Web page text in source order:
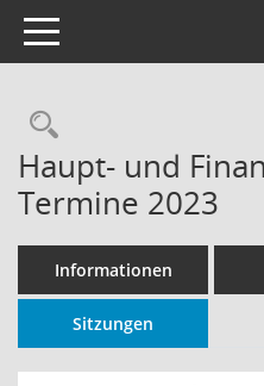
Toggle navigation
Haupt- und
Termine 2023
Informationen
Sitzungen